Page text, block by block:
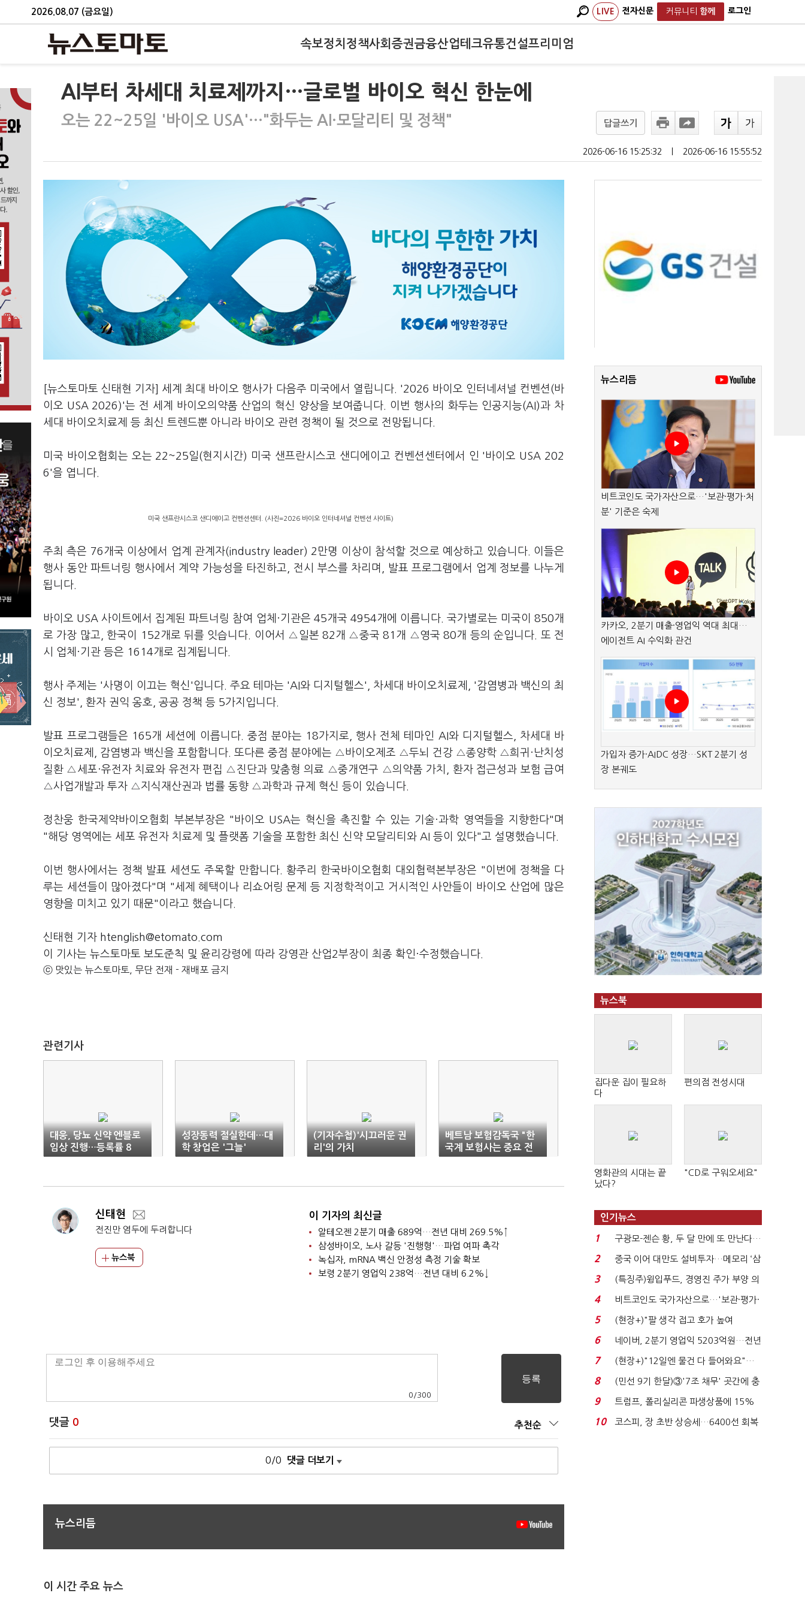
2026.08.07 (금요일) LIVE 전자신문 커뮤니티 함께 로그인
속보정치 정책사회 증권금융산업테크유통건설프리미엄
AI부터 차세대 치료제까지…글로벌 바이오 혁신 한눈에
오는 22~25일 '바이오 USA'…"화두는 AI·모달리티 및 정책" 답글쓰기
2026-06-16 15:25:32 2026-06-16 15:55:52
[뉴스토마토 신태현 기자] 세계 최대 바이오 행사가 다음주 미국에서 열립니다. '2026 바이오 인터네셔널 컨벤션(바
이오 USA 2026)'는 전 세계 바이오의약품 산업의 혁신 양상을 보여줍니다. 이번 행사의 화두는 인공지능(AI)과 차
세대 바이오치료제 등 최신 트렌드뿐 아니라 바이오 관련 정책이 될 것으로 전망됩니다.
미국 바이오협회는 오는 22~25일(현지시간) 미국 샌프란시스코 샌디에이고 컨벤션센터에서 인 '바이오 USA 202
6'을 엽니다.
미국 샌프란시스코 샌디에이고 컨벤션센터. (사진=2026 바이오 인터네셔널 컨벤션 사이트)
주최 측은 76개국 이상에서 업계 관계자(industry leader) 2만명 이상이 참석할 것으로 예상하고 있습니다. 이들은
행사 동안 파트너링 행사에서 계약 가능성을 타진하고, 전시 부스를 차리며, 발표 프로그램에서 업계 정보를 나누게
됩니다.
바이오 USA 사이트에서 집계된 파트너링 참여 업체·기관은 45개국 4954개에 이릅니다. 국가별로는 미국이 850개
로 가장 많고, 한국이 152개로 뒤를 잇습니다. 이어서 △일본 82개 △중국 81개 △영국 80개 등의 순입니다. 또 전
시 업체·기관 등은 1614개로 집계됩니다.
행사 주제는 '사명이 이끄는 혁신'입니다. 주요 테마는 'AI와 디지털헬스', 차세대 바이오치료제, '감염병과 백신의 최
신 정보', 환자 권익 옹호, 공공 정책 등 5가지입니다.
발표 프로그램들은 165개 세션에 이릅니다. 중점 분야는 18가지로, 행사 전체 테마인 AI와 디지털헬스, 차세대 바
이오치료제, 감염병과 백신을 포함합니다. 또다른 중점 분야에는 △바이오제조 △두뇌 건강 △종양학 △희귀·난치성
질환 △세포·유전자 치료와 유전자 편집 △진단과 맞춤형 의료 △중개연구 △의약품 가치, 환자 접근성과 보험 급여
△사업개발과 투자 △지식재산권과 법률 동향 △과학과 규제 혁신 등이 있습니다.
정찬웅 한국제약바이오협회 부본부장은 "바이오 USA는 혁신을 촉진할 수 있는 기술·과학 영역들을 지향한다"며
"해당 영역에는 세포 유전자 치료제 및 플랫폼 기술을 포함한 최신 신약 모달리티와 AI 등이 있다"고 설명했습니다.
이번 행사에서는 정책 발표 세션도 주목할 만합니다. 황주리 한국바이오협회 대외협력본부장은 "이번에 정책을 다
루는 세션들이 많아졌다"며 "세제 혜택이나 리쇼어링 문제 등 지정학적이고 거시적인 사안들이 바이오 산업에 많은
영향을 미치고 있기 때문"이라고 했습니다.
신태현 기자 htenglish@etomato.com
이 기사는 뉴스토마토 보도준칙 및 윤리강령에 따라 강영관 산업2부장이 최종 확인·수정했습니다.
ⓒ 맛있는 뉴스토마토, 무단 전재 - 재배포 금지
관련기사
대웅, 당뇨 신약 엔블로
임상 진행…등록률 8
8%
성장동력 절실한데…대
학 창업은 '그늘'
(기자수첩)'시끄러운 권
리'의 가치
베트남 보험감독국 "한
국계 보험사는 중요 전
략 투자자"
신태현
전진만 염두에 두려합니다
뉴스북
이 기자의 최신글
알테오젠 2분기 매출 689억…전년 대비 269.5%↑
삼성바이오, 노사 갈등 '진행형'…파업 여파 촉각
녹십자, mRNA 백신 안정성 측정 기술 확보
보령 2분기 영업익 238억…전년 대비 6.2%↓
0 /300
댓글 0 추천순
0/0 댓글 더보기
뉴스리듬
이 시간 주요 뉴스
뉴스리듬
비트코인도 국가자산으로…'보관·평가·처
분' 기준은 숙제
카카오, 2분기 매출·영업익 역대 최대…
에이전트 AI 수익화 관건
가입자 증가·AIDC 성장…SKT 2분기 성
장 본궤도
뉴스북
집다운 집이 필요하
다
편의점 전성시대
영화관의 시대는 끝
났다?
"CD로 구워오세요"
인기뉴스
1
구광모-젠슨 황, 두 달 만에 또 만난다…
로봇·AI 등 논...
2
중국 이어 대만도 설비투자…메모리 ‘삼
국전쟁’
3
(특징주)윙입푸드, 경영진 주가 부양 의
지에 상한가...
4
비트코인도 국가자산으로…'보관·평가·
처분' 기준은 ...
5
(현장+)"팔 생각 접고 호가 높여
요"…'덜 똘똘한 한 채' 20...
6
네이버, 2분기 영업익 5203억원…전년
비 0.2% 감소...
7
(현장+)"12일엔 물건 다 들어와요"…
빈 매대 채우며 문 연 ...
8
(민선 9기 한달)③'7조 채무' 곳간에 충
격…추미애, 20년...
9
트럼프, 폴리실리콘 파생상품에 15%
관세…"미 산업 재건"...
10
코스피, 장 초반 상승세…6400선 회복